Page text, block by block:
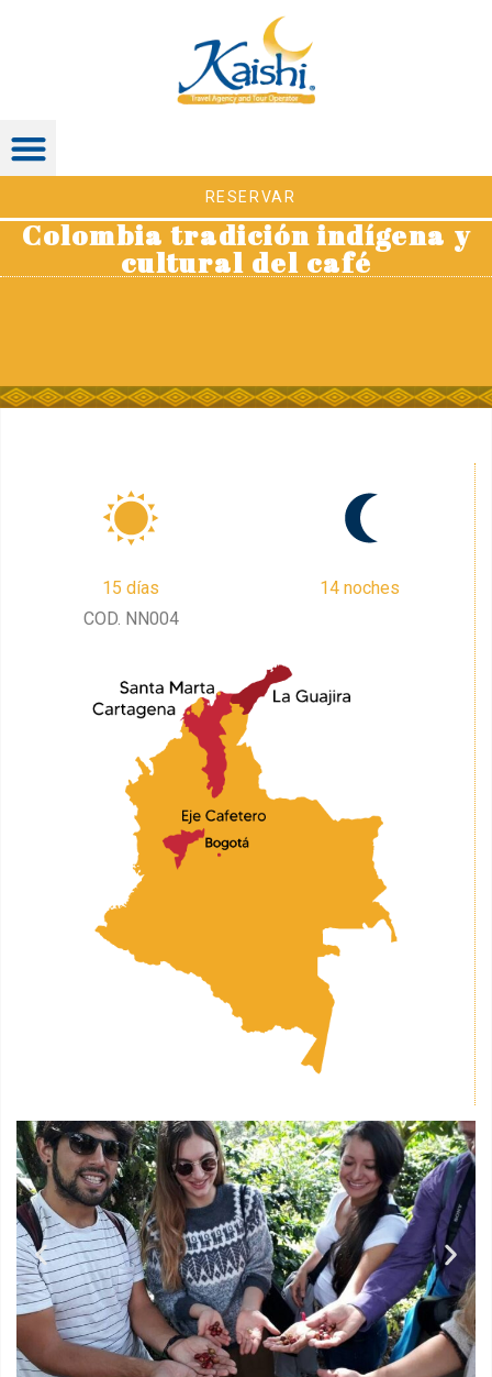
RESERVAR
Colombia tradición indígena y
cultural del café
15 días
COD. NN004
14 noches